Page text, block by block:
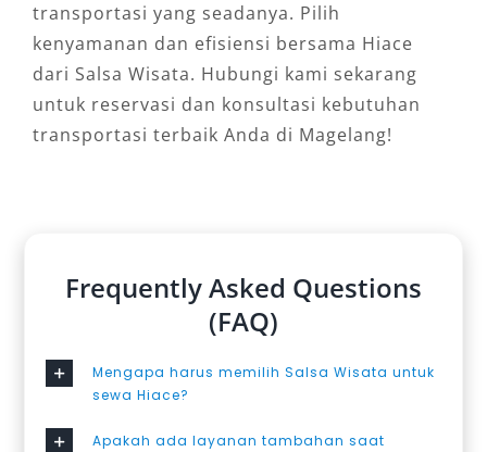
transportasi yang seadanya. Pilih
kenyamanan dan efisiensi bersama Hiace
dari Salsa Wisata. Hubungi kami sekarang
untuk reservasi dan konsultasi kebutuhan
transportasi terbaik Anda di Magelang!
Frequently Asked Questions
(FAQ)
Mengapa harus memilih Salsa Wisata untuk
sewa Hiace?
Apakah ada layanan tambahan saat